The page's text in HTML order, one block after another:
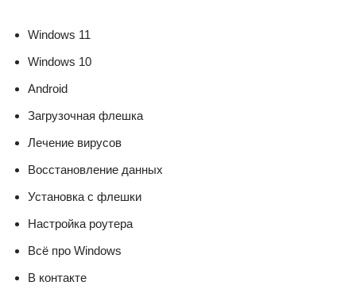
Windows 11
Windows 10
Android
Загрузочная флешка
Лечение вирусов
Восстановление данных
Установка с флешки
Настройка роутера
Всё про Windows
В контакте